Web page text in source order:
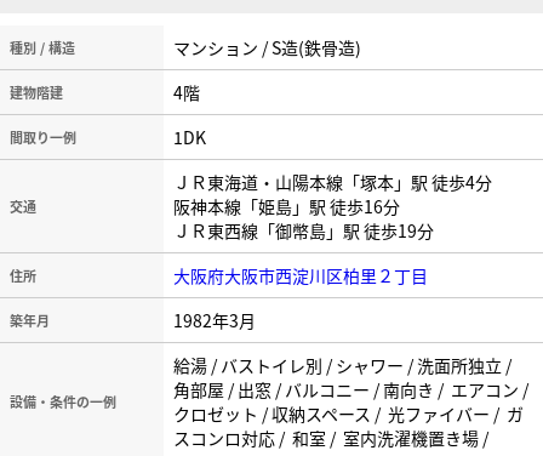
種別 / 構造 マンション / S造(鉄骨造)
建物階建 4階
間取り一例 1DK
交通
ＪＲ東海道・山陽本線「塚本」駅 徒歩4分
阪神本線「姫島」駅 徒歩16分
ＪＲ東西線「御幣島」駅 徒歩19分
住所 大阪府大阪市西淀川区柏里２丁目
築年月 1982年3月
設備・条件の一例
給湯 / バストイレ別 / シャワー / 洗面所独立 /
角部屋 / 出窓 / バルコニー / 南向き / エアコン /
クロゼット / 収納スペース / 光ファイバー / ガ
スコンロ対応 / 和室 / 室内洗濯機置き場 /